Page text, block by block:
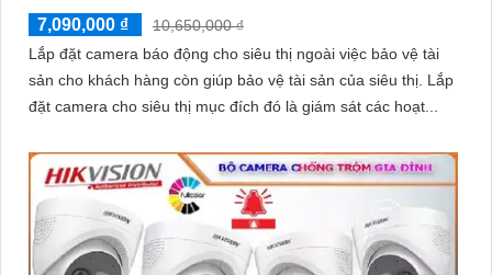
7,090,000 ₫
10,650,000 ₫
Lắp đặt camera báo động cho siêu thị ngoài việc bảo vệ tài
sản cho khách hàng còn giúp bảo vệ tài sản của siêu thị. Lắp
đặt camera cho siêu thị mục đích đó là giám sát các hoạt...